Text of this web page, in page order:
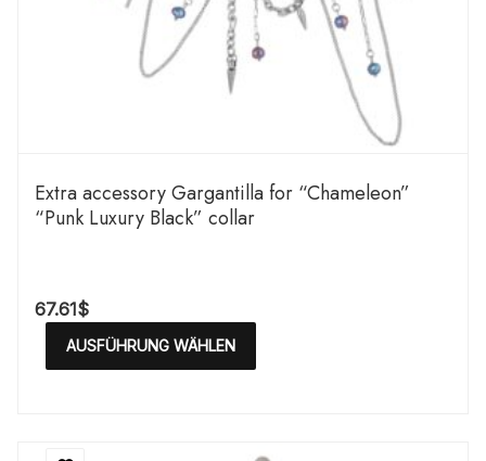
Extra accessory Gargantilla for “Chameleon”
“Punk Luxury Black” collar
67.61$
AUSFÜHRUNG WÄHLEN